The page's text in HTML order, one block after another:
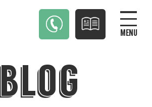
MENU
blog